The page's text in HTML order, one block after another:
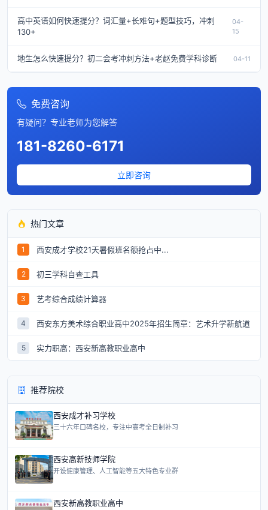
高中英语如何快速提分？词汇量+长难句+题型技巧，冲刺
130+
04-
15
地生怎么快速提分？初二会考冲刺方法+老赵免费学科诊断 04-11
免费咨询
有疑问？专业老师为您解答
181-8260-6171
立即咨询
热门文章
1 西安成才学校21天暑假班名额抢占中...
2 初三学科自查工具
3 艺考综合成绩计算器
4 西安东方美术综合职业高中2025年招生简章：艺术升学新航道
5 实力职高：西安新高教职业高中
推荐院校
西安成才补习学校
三十六年口碑名校，专注中高考全日制补习
西安高新技师学院
开设健康管理、人工智能等五大特色专业群
西安新高教职业高中